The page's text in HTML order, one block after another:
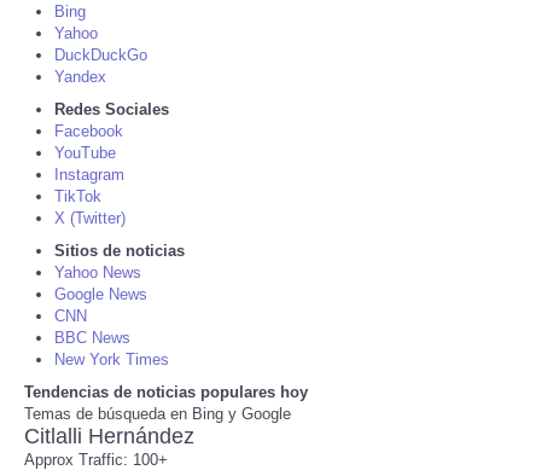
CARTOONS
SEARCH
SHOPPING
Daily Deals
RobinsPost Store
Refund Policy
Bing
Yahoo
DuckDuckGo
Yandex
Redes Sociales
Facebook
YouTube
Instagram
TikTok
X (Twitter)
Sitios de noticias
Yahoo News
Google News
CNN
BBC News
New York Times
Tendencias de noticias populares hoy
Temas de búsqueda en Bing y Google
Citlalli Hernández
Approx Traffic: 100+